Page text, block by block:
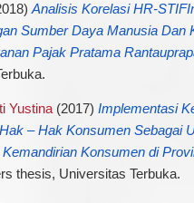
Analisis Korelasi HR-
Sumber Daya Manusia Dan
Pajak Pratama
Yustina(2017) Implementasi
– Hak Konsumen Sebagai
Konsumen di
thesis, Universitas Terbuka.